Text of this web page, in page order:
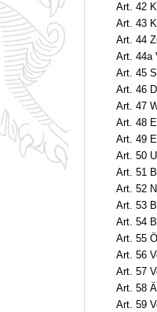
Art. 42
Art. 43
Art. 44
Art. 44a
Art. 45
Art. 46
Art. 47
Art. 48
Art. 49
Art. 50
Art. 51
Art. 52
Art. 53
Art. 54
Art. 55
Art. 56
Art. 57
Art. 58
Art. 59